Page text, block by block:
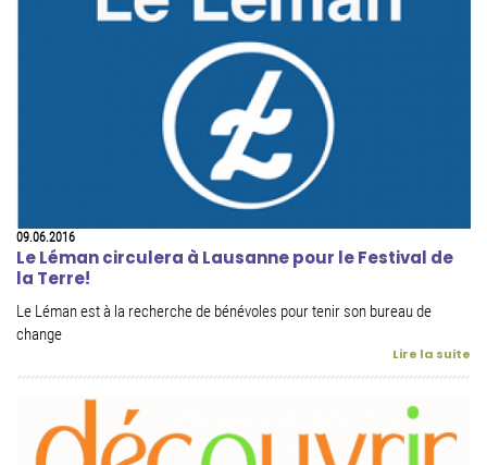
09.06.2016
Le Léman circulera à Lausanne pour le Festival de
la Terre!
Le Léman est à la recherche de bénévoles pour tenir son bureau de
change
Lire la suite